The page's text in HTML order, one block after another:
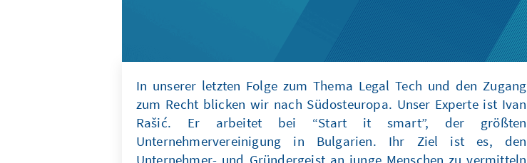
In unserer letzten Folge zum Thema Legal Tech und den Zugang
zum Recht blicken wir nach Südosteuropa. Unser Experte ist Ivan
Rašić. Er arbeitet bei “Start it smart”, der größten
Unternehmervereinigung in Bulgarien. Ihr Ziel ist es, den